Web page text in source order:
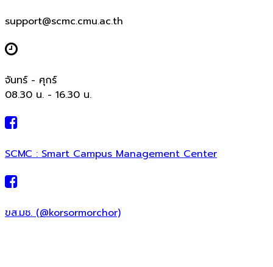
support@scmc.cmu.ac.th
จันทร์ - ศุกร์
08.30 น. - 16.30 น.
SCMC : Smart Campus Management Center
ขส.มช. (@korsormorchor)